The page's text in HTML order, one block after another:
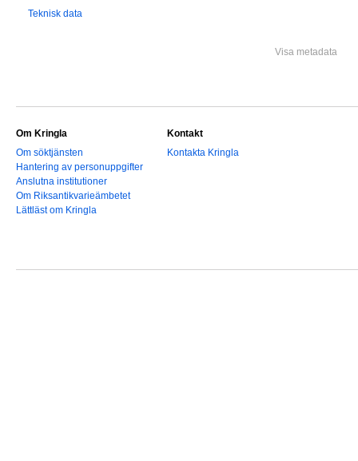
Teknisk data
Visa metadata
Om Kringla
Om söktjänsten
Hantering av personuppgifter
Anslutna institutioner
Om Riksantikvarieämbetet
Lättläst om Kringla
Kontakt
Kontakta Kringla